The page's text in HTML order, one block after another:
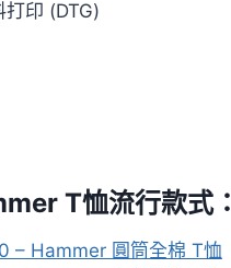
印 (DTG)
T恤流行款式：
– Hammer 圓筒全棉 T恤